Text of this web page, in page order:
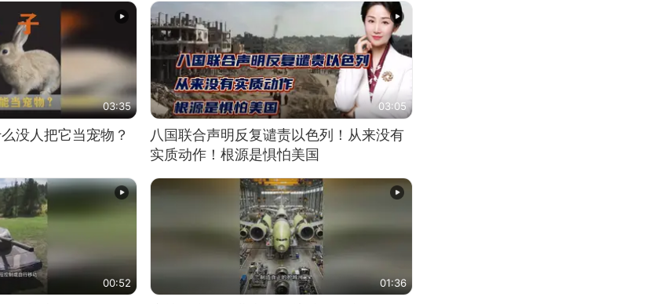
03:35
没人把它当宠物？
03:05
八国联合声明反复谴责以色列！从来没有
实质动作！根源是惧怕美国
00:52 01:36